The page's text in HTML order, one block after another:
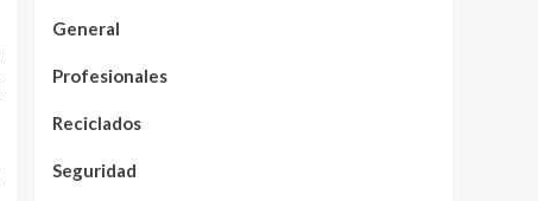
General
Profesionales
Reciclados
Seguridad